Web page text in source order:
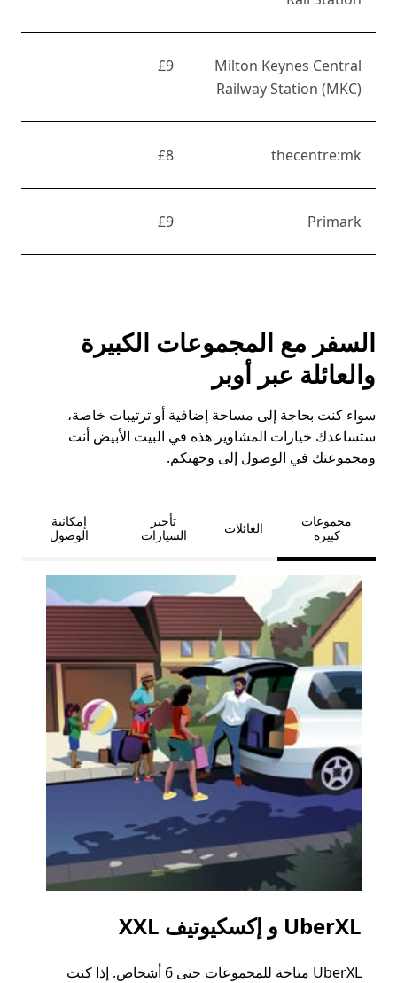
Milton Keynes Central
Railway Station (MKC)
£9
thecentre:mk
£8
Primark
£9
السفر مع المجموعات الكبيرة
والعائلة عبر أوبر
سواء كنت بحاجة إلى مساحة إضافية أو ترتيبات خاصة،
ستساعدك خيارات المشاوير هذه في البيت الأبيض أنت
ومجموعتك في الوصول إلى وجهتكم.
مجموعات
كبيرة
العائلات
تأجير
السيارات
إمكانية
الوصول
UberXL و إكسكيوتيف XXL
UberXL متاحة للمجموعات حتى 6 أشخاص. إذا كنت